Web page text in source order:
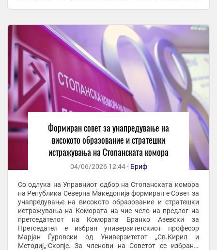
Формиран совет за унапредување на
високото образование и стратешки
истражувања на Стопанската комора
04/06/2026 12:44 - Бриф
Со одлука на Управниот одбор на Стопанската комора
на Република Северна Македонија формиран е Совет за
унапредување на високото образование и стратешки
истражувања на Комората на чие чело на предлог на
претседателот на Комората Бранко Азевски за
Претседател е избран универзитетскиот професор
Марјан Ѓуровски од Универзитетот „Св.Кирил и
Методиј„-Скопје. За членови на Советот се избрани: